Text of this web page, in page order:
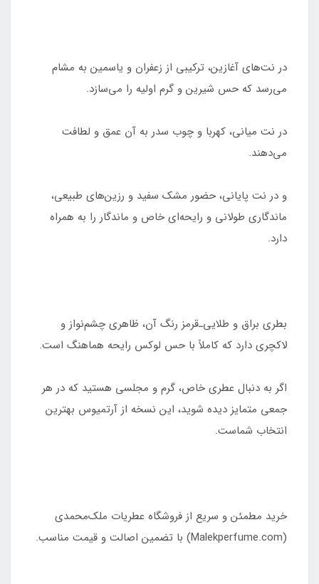
در نت‌های آغازین، ترکیبی از زعفران و یاسمین به مشام
می‌رسد که حس شیرین و گرم اولیه را می‌سازد.
در نت میانی، کهربا و چوب سدر به آن عمق و لطافت
می‌دهند.
و در نت پایانی، حضور مشک سفید و رزین‌های طبیعی،
ماندگاری طولانی و رایحه‌ای خاص و ماندگار را به همراه
دارد.
بطری براق و طلایی‌ـ‌قرمز رنگ آن، ظاهری چشم‌نواز و
لاکچری دارد که کاملاً با حس لوکس رایحه هماهنگ است.
اگر به دنبال عطری خاص، گرم و مجلسی هستید که در هر
جمعی متمایز دیده شوید، این نسخه از آرتمیوس بهترین
انتخاب شماست.
خرید مطمئن و سریع از فروشگاه عطریات ملک‌محمدی
(Malekperfume.com) با تضمین اصالت و قیمت مناسب.